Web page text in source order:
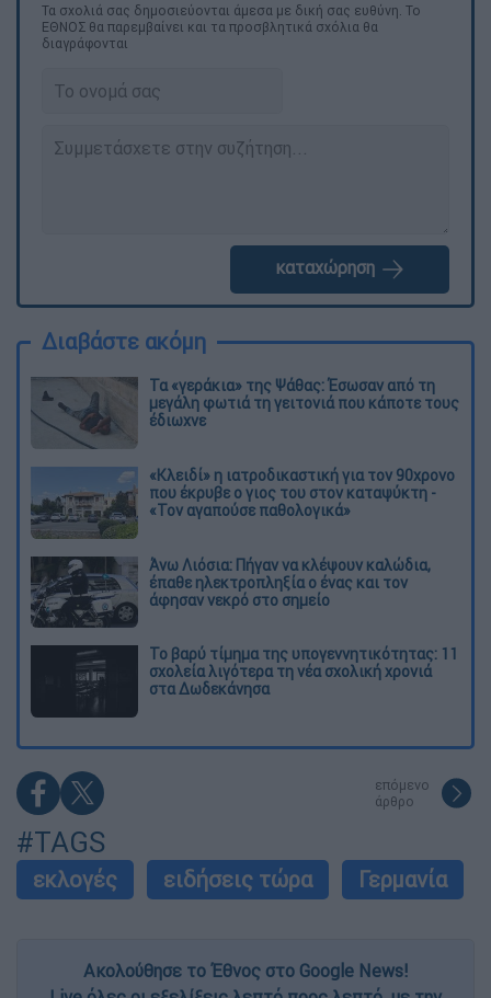
Τα σχολιά σας δημοσιεύονται άμεσα με δική σας ευθύνη. Το
ΕΘΝΟΣ θα παρεμβαίνει και τα προσβλητικά σχόλια θα
διαγράφονται
καταχώρηση
Διαβάστε ακόμη
Τα «γεράκια» της Ψάθας: Έσωσαν από τη
μεγάλη φωτιά τη γειτονιά που κάποτε τους
έδιωχνε
«Κλειδί» η ιατροδικαστική για τον 90χρονο
που έκρυβε ο γιος του στον καταψύκτη -
«Τον αγαπούσε παθολογικά»
Άνω Λιόσια: Πήγαν να κλέψουν καλώδια,
έπαθε ηλεκτροπληξία ο ένας και τον
άφησαν νεκρό στο σημείο
Το βαρύ τίμημα της υπογεννητικότητας: 11
σχολεία λιγότερα τη νέα σχολική χρονιά
στα Δωδεκάνησα
επόμενο
άρθρο
#TAGS
εκλογές ειδήσεις τώρα Γερμανία
Ακολούθησε το Έθνος στο Google News!